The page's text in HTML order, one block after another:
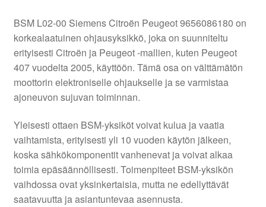
BSM L02-00 Siemens Citroën Peugeot 9656086180 on
korkealaatuinen ohjausyksikkö, joka on suunniteltu
erityisesti Citroën ja Peugeot -mallien, kuten Peugeot
407 vuodelta 2005, käyttöön. Tämä osa on välttämätön
moottorin elektroniselle ohjaukselle ja se varmistaa
ajoneuvon sujuvan toiminnan.
Yleisesti ottaen BSM-yksiköt voivat kulua ja vaatia
vaihtamista, erityisesti yli 10 vuoden käytön jälkeen,
koska sähkökomponentit vanhenevat ja voivat alkaa
toimia epäsäännöllisesti. Toimenpiteet BSM-yksikön
vaihdossa ovat yksinkertaisia, mutta ne edellyttävät
saatavuutta ja asiantuntevaa asennusta.